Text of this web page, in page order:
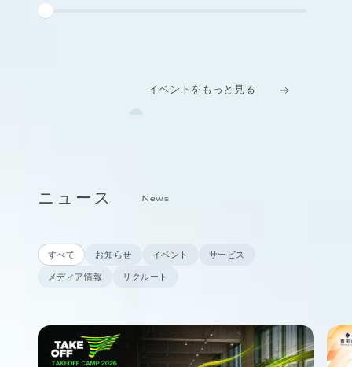
イベントをもっと見る
ニュース News
すべて お知らせ イベント サービス
メディア情報 リクルート